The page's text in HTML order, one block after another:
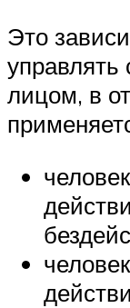
Это
лицом, в